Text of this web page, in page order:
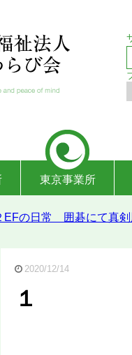
東京事業所
EFの日常 囲碁にて真
2020/12/14
１